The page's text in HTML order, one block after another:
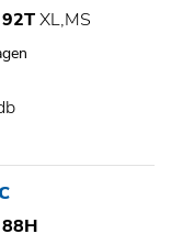
92TXL,MS
88H